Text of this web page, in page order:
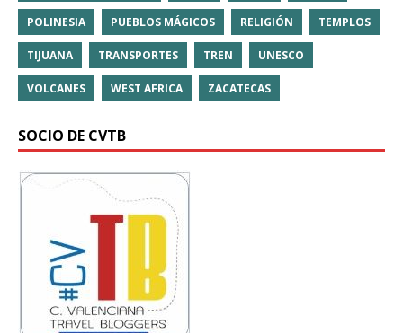
POLINESIA PUEBLOS MÁGICOS RELIGIÓN TEMPLOS
TIJUANA TRANSPORTES TREN UNESCO
VOLCANES WEST AFRICA ZACATECAS
SOCIO DE CVTB